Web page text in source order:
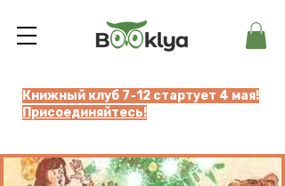
Книжный клуб 7-12 стартует 4 мая!
Присоединяйтесь!